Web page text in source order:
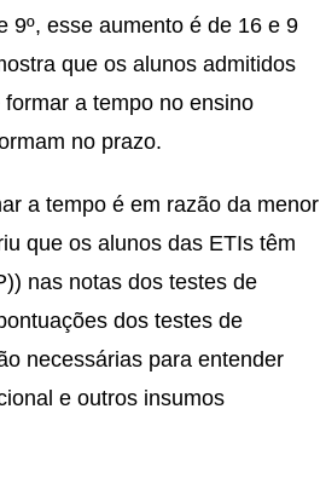
9º, esse aumento é de 16 e 9
que os alunos admitidos
a tempo no ensino
no prazo.
a tempo é em razão da menor
que os alunos das ETIs têm
nas notas dos testes de
dos testes de
necessárias para entender
e outros insumos